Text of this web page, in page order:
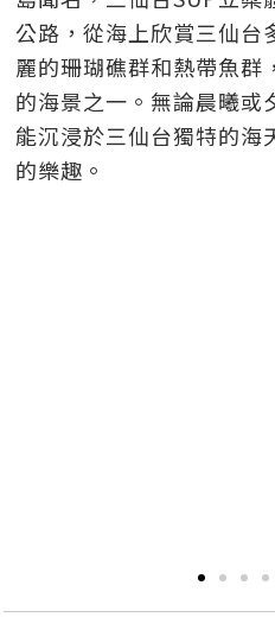
公路，從海上欣賞三仙台
麗的珊瑚礁群和熱帶魚群
的海景之一。無論晨曦或
能沉浸於三仙台獨特的海
的樂趣。